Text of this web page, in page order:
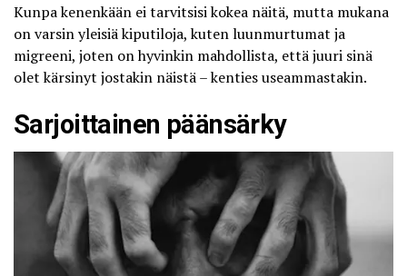
Kunpa kenenkään ei tarvitsisi kokea näitä, mutta mukana
on varsin yleisiä kiputiloja, kuten luunmurtumat ja
migreeni, joten on hyvinkin mahdollista, että juuri sinä
olet kärsinyt jostakin näistä – kenties useammastakin.
Sarjoittainen päänsärky